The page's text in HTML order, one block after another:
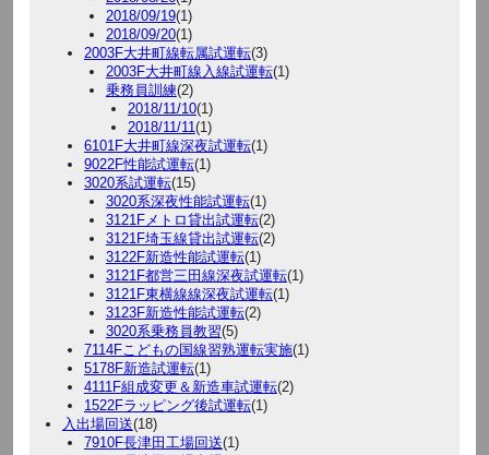
2018/09/19(1)
2018/09/20(1)
2003F大井町線転属試運転(3)
2003F大井町線入線試運転(1)
乗務員訓練(2)
2018/11/10(1)
2018/11/11(1)
6101F大井町線深夜試運転(1)
9022F性能試運転(1)
3020系試運転(15)
3020系深夜性能試運転(1)
3121Fメトロ貸出試運転(2)
3121F埼玉線貸出試運転(2)
3122F新造性能試運転(1)
3121F都営三田線深夜試運転(1)
3121F東横線線深夜試運転(1)
3123F新造性能試運転(2)
3020系乗務員教習(5)
7114Fこどもの国線習熟運転実施(1)
5178F新造試運転(1)
4111F組成変更＆新造車試運転(2)
1522Fラッピング後試運転(1)
入出場回送(18)
7910F長津田工場回送(1)